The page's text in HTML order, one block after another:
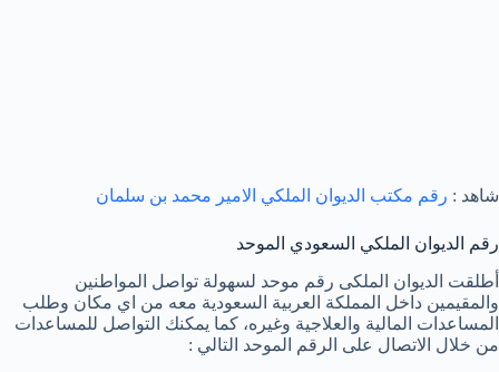
شاهد : رقم مكتب الديوان الملكي الامير محمد بن سلمان
رقم الديوان الملكي السعودي الموحد
أطلقت الديوان الملكى رقم موحد لسهولة تواصل المواطنين
والمقيمين داخل المملكة العربية السعودية معه من اي مكان وطلب
المساعدات المالية والعلاجية وغيره، كما يمكنك التواصل للمساعدات
من خلال الاتصال على الرقم الموحد التالي :